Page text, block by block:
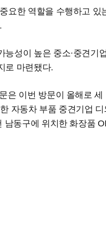
요한 역할을 수행하고 있
성이 높은 중소·중견기
로 마련됐다.
은 이번 방문이 올해로 세
자동차 부품 중견기업
동구에 위치한 화장품